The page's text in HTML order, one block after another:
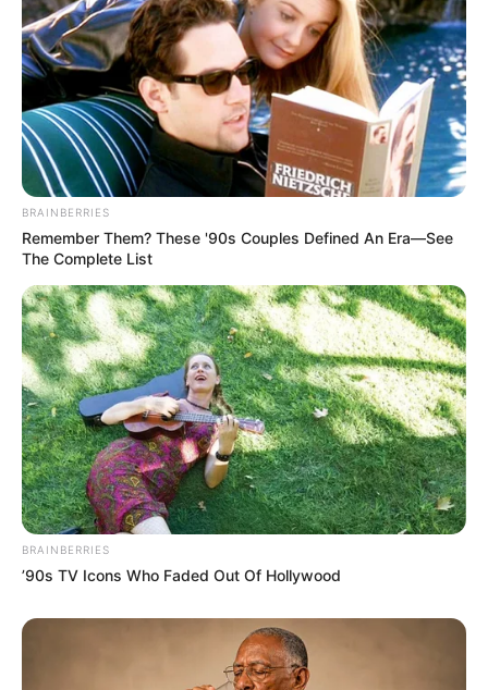
LIHAT ARTIKEL LAINNYA
BRAINBERRIES
Remember Them? These '90s Couples Defined An Era—See
The Complete List
BRAINBERRIES
’90s TV Icons Who Faded Out Of Hollywood